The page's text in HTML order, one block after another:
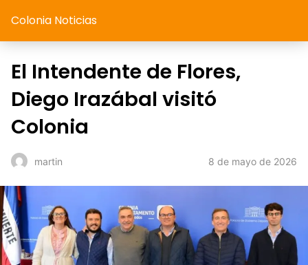
Colonia Noticias
El Intendente de Flores,
Diego Irazábal visitó
Colonia
martin 8 de mayo de 2026